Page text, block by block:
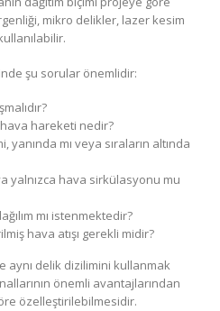
mikro delikler, lazer kesim
şu sorular önemlidir:
hareketi nedir?
mı veya sıraların altında
yalnızca hava sirkülasyonu mu
mı istenmektedir?
hava atışı gerekli midir?
aynı delik dizilimini kullanmak
önemli avantajlarından
özelleştirilebilmesidir.